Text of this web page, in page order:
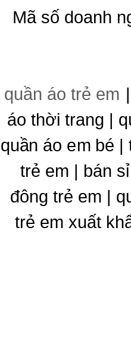
Mã số doanh
quần áo trẻ em
áo thời trang |
quần áo em bé
trẻ em | bán
đông trẻ em |
trẻ em xuất